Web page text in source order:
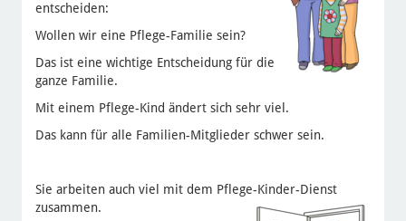
entscheiden:
Wollen wir eine Pflege-Familie sein?
Das ist eine wichtige Entscheidung für die
ganze Familie.
Mit einem Pflege-Kind ändert sich sehr viel.
Das kann für alle Familien-Mitglieder schwer sein.
Sie arbeiten auch viel mit dem Pflege-Kinder-Dienst
zusammen.